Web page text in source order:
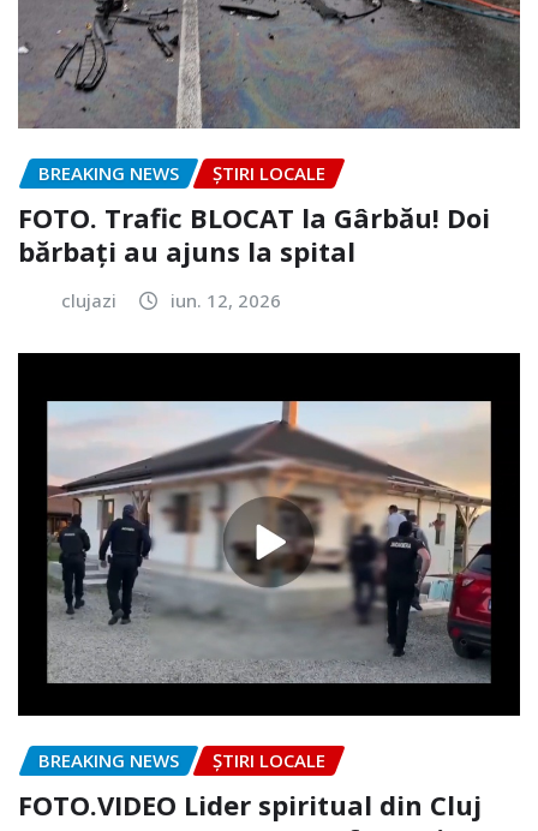
BREAKING NEWS ȘTIRI LOCALE
FOTO. Trafic BLOCAT la Gârbău! Doi
bărbați au ajuns la spital
clujazi iun. 12, 2026
BREAKING NEWS ȘTIRI LOCALE
FOTO.VIDEO Lider spiritual din Cluj